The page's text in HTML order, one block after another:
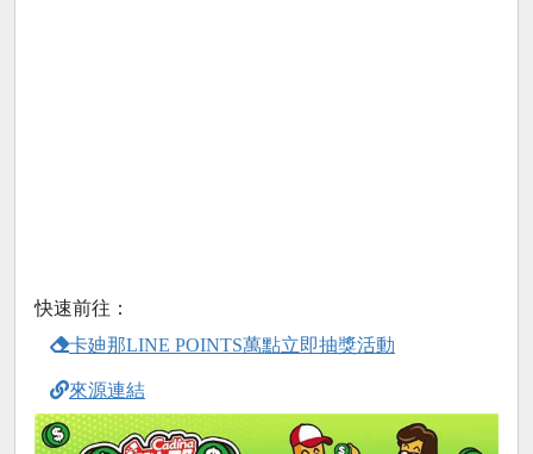
快速前往：
卡廸那LINE POINTS萬點立即抽獎活動
來源連結